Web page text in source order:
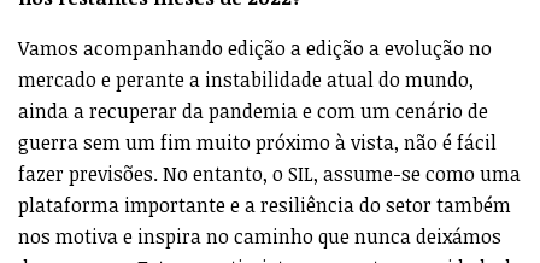
Vamos acompanhando edição a edição a evolução no
mercado e perante a instabilidade atual do mundo,
ainda a recuperar da pandemia e com um cenário de
guerra sem um fim muito próximo à vista, não é fácil
fazer previsões. No entanto, o SIL, assume-se como uma
plataforma importante e a resiliência do setor também
nos motiva e inspira no caminho que nunca deixámos